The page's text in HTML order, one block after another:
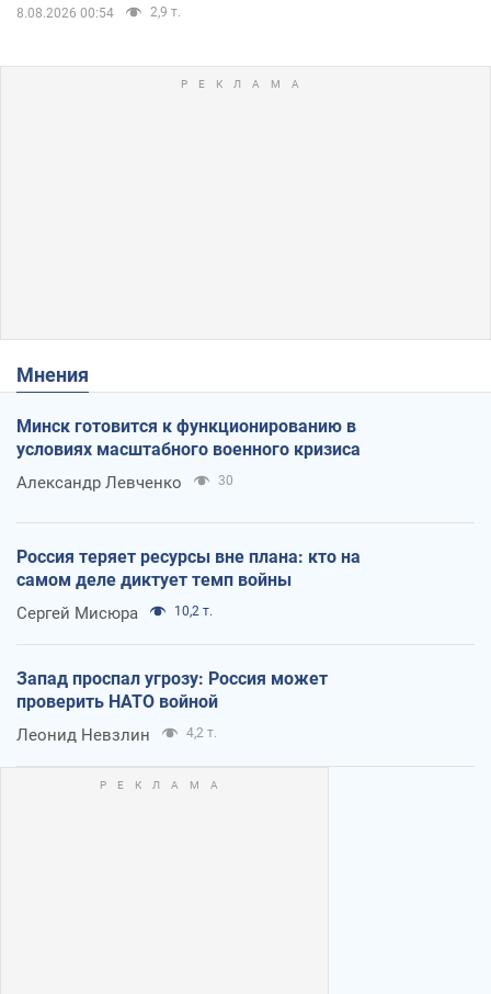
8.08.2026 00:54 2,9 т.
Мнения
Минск готовится к функционированию в
условиях масштабного военного кризиса
Александр Левченко 30
Россия теряет ресурсы вне плана: кто на
самом деле диктует темп войны
Сергей Мисюра 10,2 т.
Запад проспал угрозу: Россия может
проверить НАТО войной
Леонид Невзлин 4,2 т.